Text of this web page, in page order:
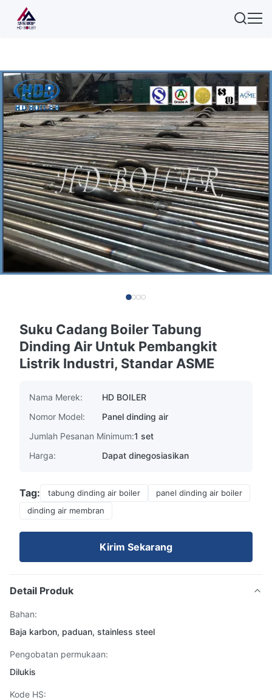
Suku Cadang Boiler Tabung
Dinding Air Untuk Pembangkit
Listrik Industri, Standar ASME
Nama Merek:
HD BOILER
Nomor Model:
Panel dinding air
Jumlah Pesanan Minimum:1 set
Harga:
Dapat dinegosiasikan
Tag: tabung dinding air boiler
panel dinding air boiler
dinding air membran
Kirim Sekarang
Detail Produk
Bahan:
Baja karbon, paduan, stainless steel
Pengobatan permukaan:
Dilukis
Kode HS: